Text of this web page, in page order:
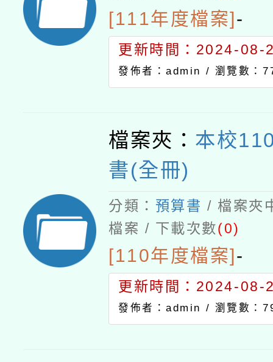
[111年度檔案]-
更新時間：2024-08-
發佈者：admin / 瀏覽數：
檔案夾： 本校
書(全冊)
分類： 預算書 / 檔案夾
檔案 / 下載次數(0)
[110年度檔案]-
更新時間：2024-08-
發佈者：admin / 瀏覽數：